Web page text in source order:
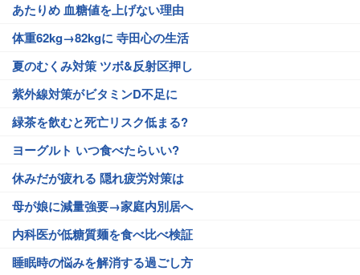
あたりめ 血糖値を上げない理由
体重62kg→82kgに 寺田心の生活
夏のむくみ対策 ツボ&反射区押し
紫外線対策がビタミンD不足に
緑茶を飲むと死亡リスク低まる?
ヨーグルト いつ食べたらいい?
休みだが疲れる 隠れ疲労対策は
母が娘に減量強要→家庭内別居へ
内科医が低糖質麺を食べ比べ検証
睡眠時の悩みを解消する過ごし方